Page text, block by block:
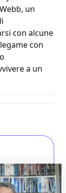
un
con alcune
con
a un